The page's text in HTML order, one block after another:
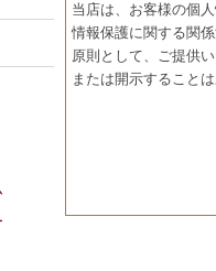
当店は、お客様の個
情報保護に関する関
原則として、ご提供
または開示することは